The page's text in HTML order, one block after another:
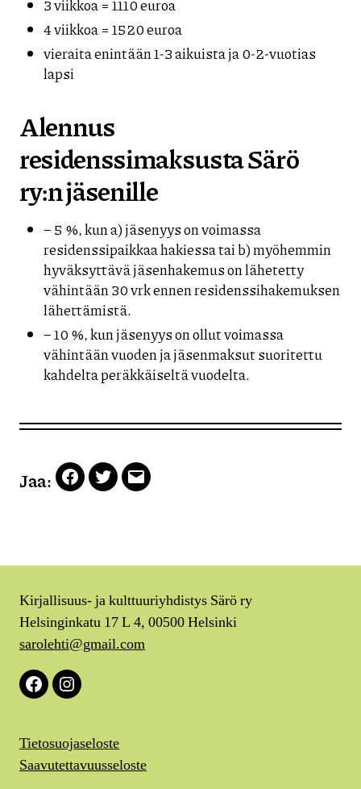
3 viikkoa = 1110 euroa
4 viikkoa = 1520 euroa
vieraita enintään 1-3 aikuista ja 0-2-vuotias
lapsi
Alennus
residenssimaksusta Särö
ry:n jäsenille
– 5 %, kun a) jäsenyys on voimassa
residenssipaikkaa hakiessa tai b) myöhemmin
hyväksyttävä jäsenhakemus on lähetetty
vähintään 30 vrk ennen residenssihakemuksen
lähettämistä.
– 10 %, kun jäsenyys on ollut voimassa
vähintään vuoden ja jäsenmaksut suoritettu
kahdelta peräkkäiseltä vuodelta.
Jaa: Facebook
TwitterEmail
Kirjallisuus- ja kulttuuriyhdistys Särö ry
Helsinginkatu 17 L 4, 00500 Helsinki
sarolehti@gmail.com
FacebookInstagram
Tietosuojaseloste
Saavutettavuusseloste